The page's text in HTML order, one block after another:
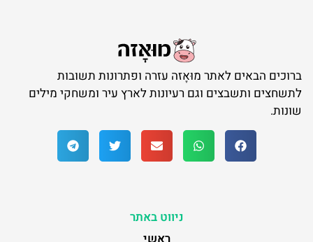
ברוכים הבאים לאתר מוּאָזה עזרה ופתרונות תשובות
לתשחצים ותשבצים וגם רעיונות לארץ עיר ומשחקי מילים
שונות.
ניווט באתר